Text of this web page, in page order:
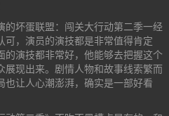
的坏蛋联盟：闯关大行动第二季一经
可，演员的演技都是非常值得肯定
的演技都非常好，他能够去把握这个
展现出来。剧情人物和故事线索繁而
也让人心潮澎湃，确实是一部好看